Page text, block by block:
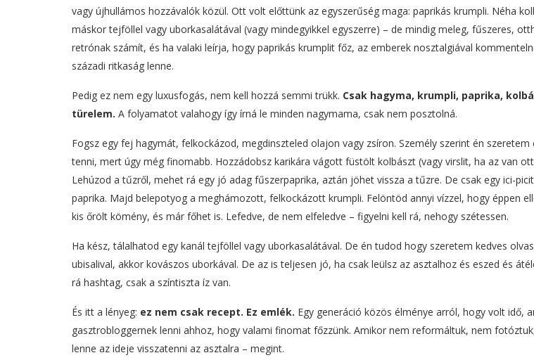
vagy újhullámos hozzávalók közül. Ott volt előttünk az egyszerűség maga: paprikás krumpli. Néha
máskor tejföllel vagy uborkasalátával (vagy mindegyikkel egyszerre) – de mindig meleg, fűszeres,
retrónak számít, és ha valaki leírja, hogy paprikás krumplit főz, az emberek nosztalgiával
századi ritkaság lenne.
Pedig ez nem egy luxusfogás, nem kell hozzá semmi trükk. Csak hagyma, krumpli, paprika,
türelem. A folyamatot valahogy így írná le minden nagymama, csak nem posztolná.
Fogsz egy fej hagymát, felkockázod, megdinszteled olajon vagy zsíron. Személy szerint én
tenni, mert úgy még finomabb. Hozzádobsz karikára vágott füstölt kolbászt (vagy virslit, ha az van
Lehúzod a tűzről, mehet rá egy jó adag fűszerpaprika, aztán jöhet vissza a tűzre. De csak egy ici-
paprika. Majd belepotyog a meghámozott, felkockázott krumpli. Felöntöd annyi vízzel, hogy éppen
kis őrölt kömény, és már főhet is. Lefedve, de nem elfeledve – figyelni kell rá, nehogy szétessen.
Ha kész, tálalhatod egy kanál tejföllel vagy uborkasalátával. De én tudod hogy szeretem kedves
ubisalival, akkor kovászos uborkával. De az is teljesen jó, ha csak leülsz az asztalhoz és eszed és
rá hashtag, csak a színtiszta íz van.
És itt a lényeg: ez nem csak recept. Ez emlék. Egy generáció közös élménye arról, hogy volt idő,
gasztrobloggernek lenni ahhoz, hogy valami finomat főzzünk. Amikor nem reformáltuk, nem
lenne az ideje visszatenni az asztalra – megint.